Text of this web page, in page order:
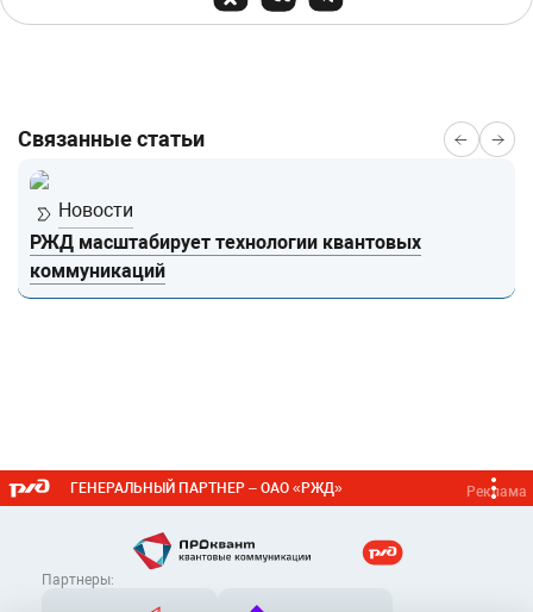
Связанные статьи
Новости
РЖД масштабирует технологии квантовых
коммуникаций
ГЕНЕРАЛЬНЫЙ ПАРТНЕР – ОАО «РЖД» Реклама
Партнеры: